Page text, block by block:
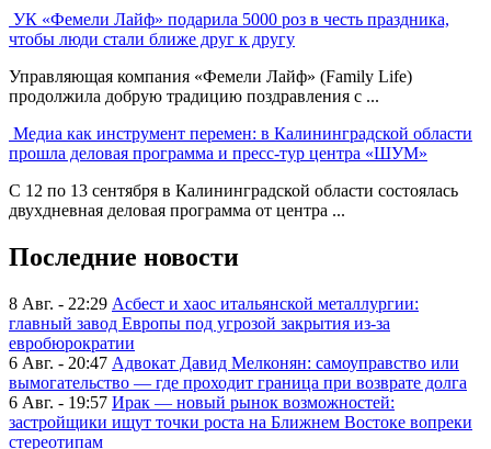
УК «Фемели Лайф» подарила 5000 роз в честь праздника,
чтобы люди стали ближе друг к другу
Управляющая компания «Фемели Лайф» (Family Life)
продолжила добрую традицию поздравления с ...
Медиа как инструмент перемен: в Калининградской области
прошла деловая программа и пресс-тур центра «ШУМ»
С 12 по 13 сентября в Калининградской области состоялась
двухдневная деловая программа от центра ...
Последние новости
8 Авг. - 22:29 Асбест и хаос итальянской металлургии:
главный завод Европы под угрозой закрытия из-за
евробюрократии
6 Авг. - 20:47 Адвокат Давид Мелконян: самоуправство или
вымогательство — где проходит граница при возврате долга
6 Авг. - 19:57 Ирак — новый рынок возможностей:
застройщики ищут точки роста на Ближнем Востоке вопреки
стереотипам